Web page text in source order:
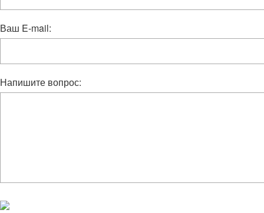
Ваш E-mail:
Напишите вопрос: